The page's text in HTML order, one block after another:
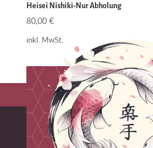
Heisei Nishiki-Nur Abholung
80,00 €
inkl. MwSt.